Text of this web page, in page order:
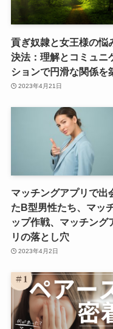
貢ぎ奴隷と女王様の悩
決法：理解とコミュニ
ションで円滑な関係を
2023年4月21日
マッチングアプリで出
たB型男性たち、マッ
ップ作戦、マッチング
リの落とし穴
2023年4月2日